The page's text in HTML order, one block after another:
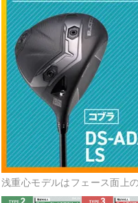
浅重心モデルはフェース面上